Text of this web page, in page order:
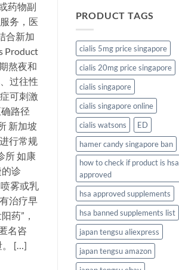
药物副
务，医
合新加
Product
熬夜和
过往性
可刺激
路径
新加坡
行常规
所 如康
诊
雾或乳
治疗早
药”，
名咨
。 […]
PRODUCT TAGS
cialis 5mg price singapore
cialis 20mg price singapore
cialis singapore
cialis singapore online
cialis watsons
ED
hamer candy singapore ban
how to check if product is hsa
approved
hsa approved supplements
hsa banned supplements list
japan tengsu aliexpress
japan tengsu amazon